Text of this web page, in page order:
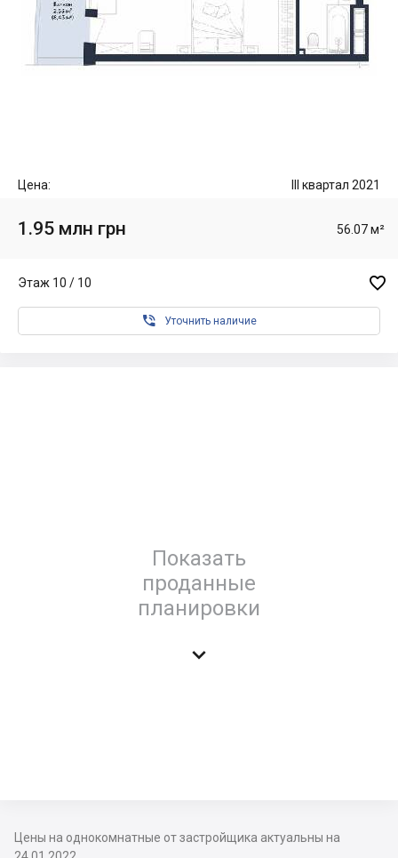
Цена: III квартал 2021
1.95 млн грн 56.07 м²
Этаж 10 / 10 
 Уточнить наличие
Показать
проданные
планировки

Цены на однокомнатные от застройщика актуальны на